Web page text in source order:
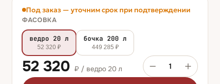
Под заказ — уточним срок при подтверждении
ФАСОВКА
ведро 20 л
52 320 ₽
бочка 200 л
449 285 ₽
52 320 ₽ / ведро 20 л 1